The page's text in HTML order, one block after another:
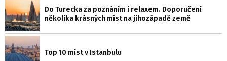
Do Turecka za poznáním i relaxem. Doporučení
několika krásných míst na jihozápadě země
Top 10 míst v Istanbulu